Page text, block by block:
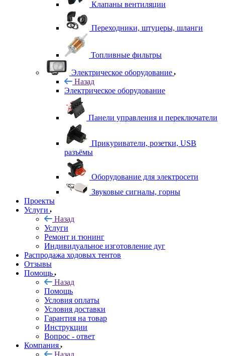
Клапаны вентиляции
Переходники, штуцеры, шланги
Топливные фильтры
Электрическое оборудование
Назад
Электрическое оборудование
Панели управления и переключатели
Прикуриватели, розетки, USB
разъёмы
Оборудование для электросети
Звуковые сигналы, горны
Проекты
Услуги
Назад
Услуги
Ремонт и тюнинг
Индивидуальное изготовление дуг
Распродажа ходовых тентов
Отзывы
Помощь
Назад
Помощь
Условия оплаты
Условия доставки
Гарантия на товар
Инструкции
Вопрос - ответ
Компания
Назад